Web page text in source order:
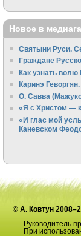
Новое в
Святыни Руси.
Граждане
Как узнать
Каринэ
О. Савва
«Я с Христом —
«И глас мой
Каневском
© А. Ковтун
Руководитель
При